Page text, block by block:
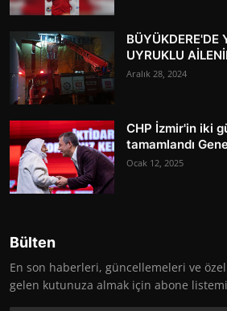
BÜYÜKDERE'DE
UYRUKLU
Aralık 28, 2024
CHP İzmir'in iki
tamamlandı
Ocak 12, 2025
Bülten
En son haberleri, güncellemeleri ve
gelen kutunuza almak için abone